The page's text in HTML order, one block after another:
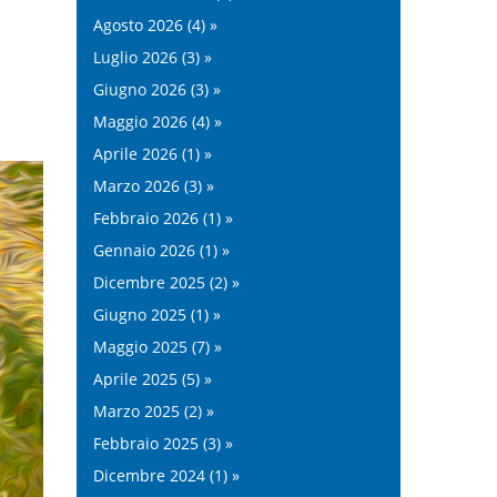
Agosto 2026 (4) »
Luglio 2026 (3) »
Giugno 2026 (3) »
Maggio 2026 (4) »
Aprile 2026 (1) »
Marzo 2026 (3) »
Febbraio 2026 (1) »
Gennaio 2026 (1) »
Dicembre 2025 (2) »
Giugno 2025 (1) »
Maggio 2025 (7) »
Aprile 2025 (5) »
Marzo 2025 (2) »
Febbraio 2025 (3) »
Dicembre 2024 (1) »